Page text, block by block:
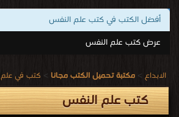
أفضل الكتب في كتب علم النفس
عرض كتب علم النفس
الابداع > مكتبة تحميل الكتب مجانا > كتب في
كتب علم النفس